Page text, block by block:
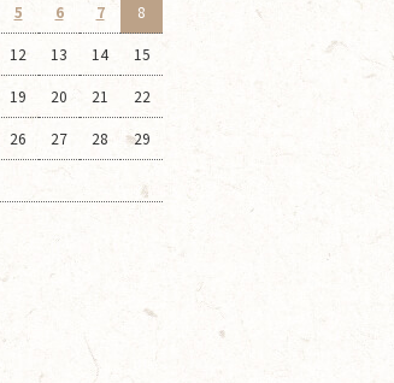
5 6 7 8
12 13 14 15
19 20 21 22
26 27 28 29